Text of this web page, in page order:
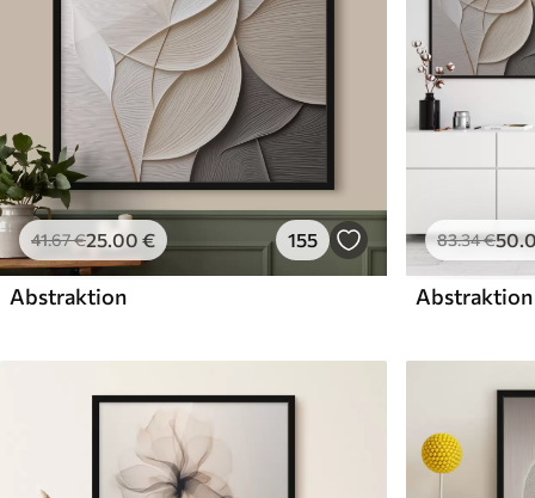
41.67€25.00 € 155
Abstraktion
83.34€50
Abstraktion